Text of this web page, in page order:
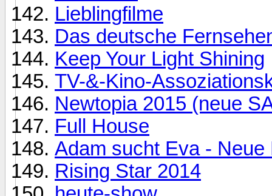
Lieblingfilme
Das deutsche
Keep Your Light Shining
TV-&-Kino-
Newtopia 2015 (neue
Full House
Adam sucht Eva - Neue
Rising Star 2014